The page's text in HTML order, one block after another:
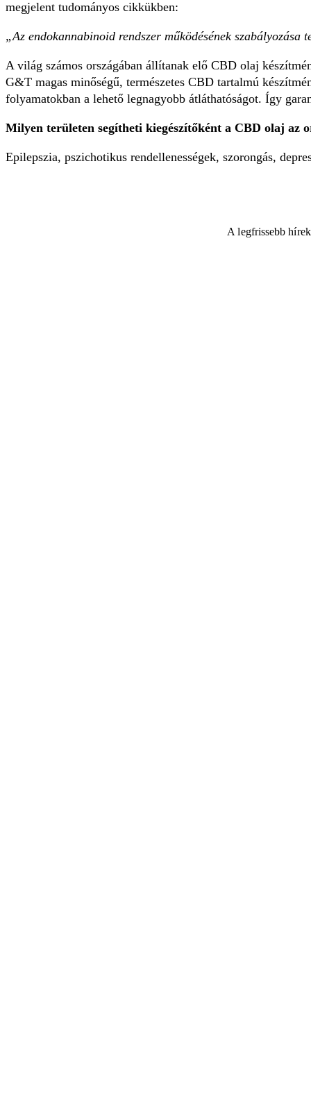
megjelent tudományos cikkükben:
„Az endokannabinoid rendszer működésének
A világ számos országában állítanak elő CBD olaj
G&T magas minőségű, természetes CBD tartalmú
folyamatokban a lehető legnagyobb átláthatóságot. Így
Milyen területen segítheti kiegészítőként a CBD olaj az
Epilepszia, pszichotikus rendellenességek, szorongás,
A legfrissebb